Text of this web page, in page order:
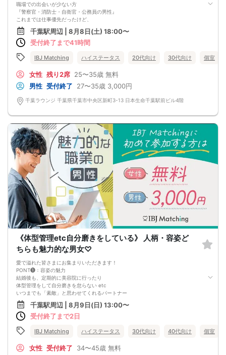
職場での出会いが少ない方
『警察官・消防士・自衛官・公務員の男性』
これまでは仕事優先だったけど、
これからは恋愛にも目を向けて、
自分の幸せを育てていきたい！
来年の今ごろは結婚してるかも…？
千葉駅周辺 | 8月8日(土) 18:00〜
受付終了まで41時間
IBJ Matching ハイステータス 20代向け 30代向け 個室
女性 残り2席 25〜35歳 無料
男性 受付終了 27〜35歳 3,000円
千葉ラウンジ 千葉県千葉市中央区新町3-13 日本生命千葉駅前ビル4階
《体型管理etc自分磨きをしている》 人柄・容姿ど
ちらも魅力的な男女♡
愛で溢れた皆さまにお集まりいただきます！
PONT❶：容姿の魅力
結婚後も、定期的に美容院に行ったり
体型管理をして自分磨きを怠らない etc
いつまでも「素敵」と思わせてくれるパートナー
PONT❷：人柄の魅力
家族や友人も大事にしてくれたり
モノやお金も大切にしている etc
そんなお考えの方は必見です！
千葉駅周辺 | 8月9日(日) 13:00〜
受付終了まで2日
IBJ Matching ハイステータス 30代向け 40代向け 個室
女性 受付終了 34〜45歳 無料